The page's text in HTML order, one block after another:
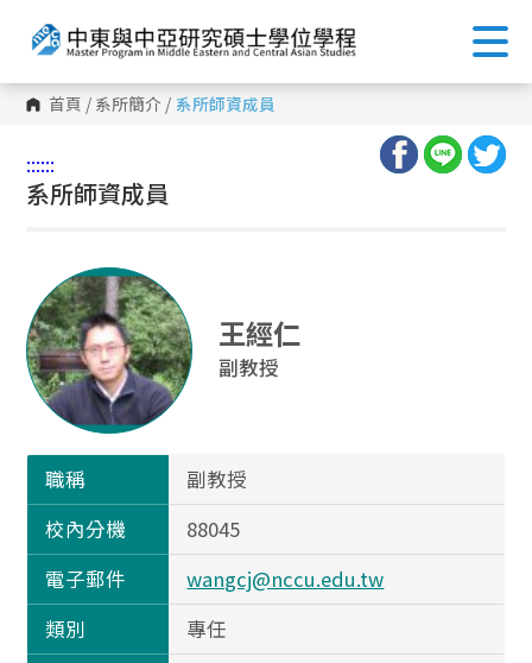
首頁 / 系所簡介 / 系所師資成員
::::::
系所師資成員
王經仁
副教授
職稱
副教授
校內分機
88045
電子郵件
wangcj@nccu.edu.tw
類別
專任